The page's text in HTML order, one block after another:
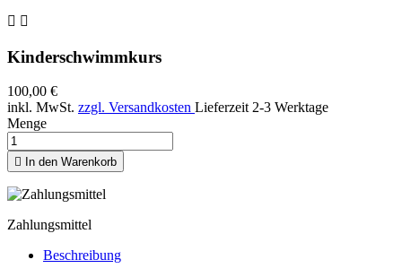
 
Kinderschwimmkurs
100,00 €
inkl. MwSt. zzgl. Versandkosten Lieferzeit 2-3 Werktage
Menge
 In den Warenkorb
Zahlungsmittel
Beschreibung